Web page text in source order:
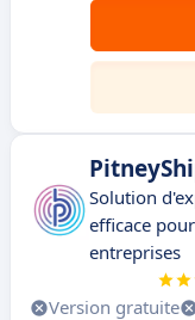
Solution
efficace
entreprises
Version gratuite